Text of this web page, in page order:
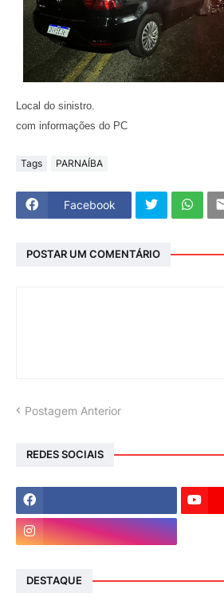
Local do sinistro.
com informações do PC
Tags PARNAÍBA
Facebook
POSTAR UM COMENTÁRIO
Postagem Anterior
REDES SOCIAIS
DESTAQUE